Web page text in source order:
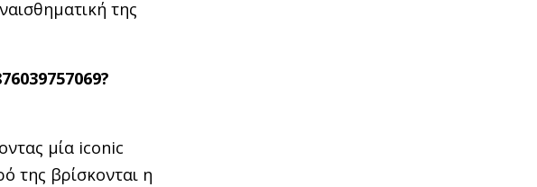
της
μία iconic
της βρίσκονται η